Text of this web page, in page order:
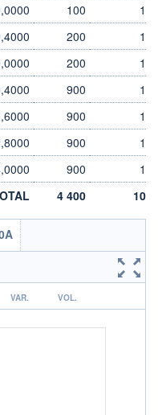
VEILLE
ÉCHANGÉ
ÉCHANGE
/ 17:35:56
100
1
200
1
200
1
900
1
900
1
900
1
900
1
4 400 10
VAR. VOL.